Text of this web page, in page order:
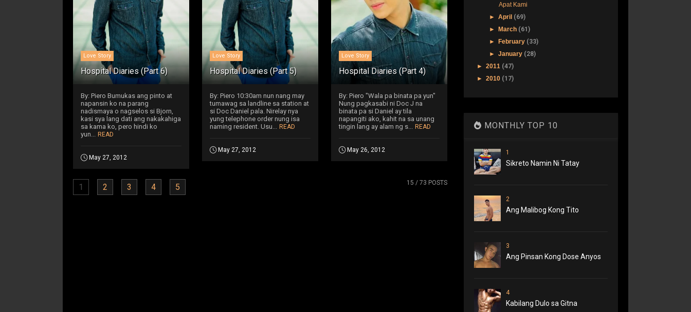
Love Story
Hospital Diaries (Part 6)
By: Piero Bumukas ang pinto at
napansin ko na parang
nadismaya o nagselos si Bjorn,
kasi sya lang dati ang nakakahiga
sa kama ko, pero hindi ko
yun... READ
May 27, 2012
Love Story
Hospital Diaries (Part 5)
By: Piero 10:30am nun nang may
tumawag sa landline sa station at
si Doc Daniel pala. Nirelay nya
yung telephone order nung isa
naming resident. Usu... READ
May 27, 2012
Love Story
Hospital Diaries (Part 4)
By: Piero "Wala pa binata pa yun"
Nung pagkasabi ni Doc J na
binata pa si Daniel ay tila
napangiti ako, kahit na sa unang
tingin lang ay alam ng s... READ
May 26, 2012
1 2 3 4 5 15 / 73 POSTS
Apat Kami
► April (69)
► March (61)
► February (33)
► January (28)
► 2011 (47)
► 2010 (17)
MONTHLY TOP 10
1
Sikreto Namin Ni Tatay
2
Ang Malibog Kong Tito
3
Ang Pinsan Kong Dose Anyos
4
Kabilang Dulo sa Gitna